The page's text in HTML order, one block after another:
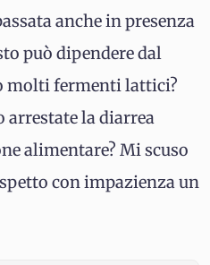
anche in presenza
può dipendere dal
molti fermenti lattici?
arrestate la diarrea
alimentare? Mi scuso
con impazienza un